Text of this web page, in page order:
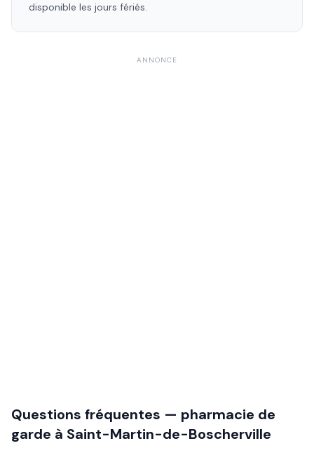
disponible les jours fériés.
ANNONCE
Questions fréquentes — pharmacie de
garde à Saint-Martin-de-Boscherville